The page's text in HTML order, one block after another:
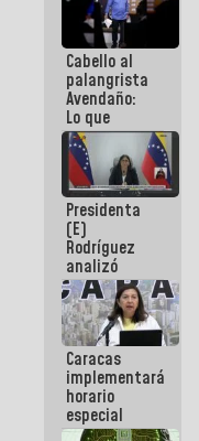
estén en el
marco de la
Constitución
de la
República
Cabello al
palangrista
Avendaño:
Lo que
vayas a
escribir
hazlo hoy
por que no
sabemos si
la semana
que viene
hay
programa
Presidenta
(E)
Rodríguez
analizó
junto a
gobernadores
planes de
recuperación
del Sistema
Eléctrico
Nacional
Caracas
implementará
horario
especial
para